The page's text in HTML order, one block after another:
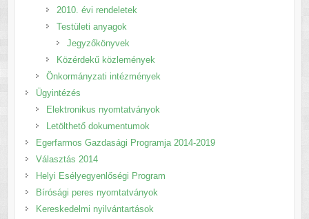
2010. évi rendeletek
Testületi anyagok
Jegyzőkönyvek
Közérdekű közlemények
Önkormányzati intézmények
Ügyintézés
Elektronikus nyomtatványok
Letölthető dokumentumok
Egerfarmos Gazdasági Programja 2014-2019
Választás 2014
Helyi Esélyegyenlőségi Program
Bírósági peres nyomtatványok
Kereskedelmi nyilvántartások